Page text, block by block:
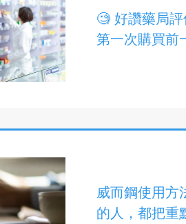
🧐 好讚藥局
第一次購買前
威而鋼使用方
的人，都把重